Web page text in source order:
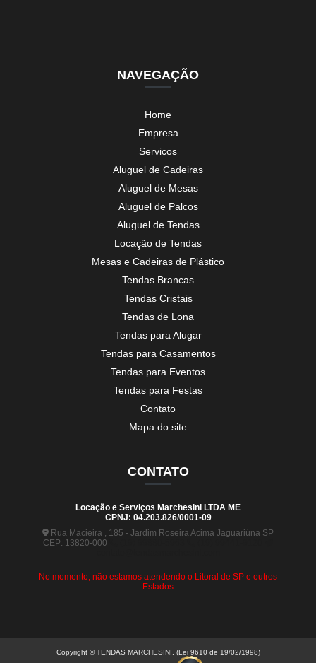
NAVEGAÇÃO
Home
Empresa
Servicos
Aluguel de Cadeiras
Aluguel de Mesas
Aluguel de Palcos
Aluguel de Tendas
Locação de Tendas
Mesas e Cadeiras de Plástico
Tendas Brancas
Tendas Cristais
Tendas de Lona
Tendas para Alugar
Tendas para Casamentos
Tendas para Eventos
Tendas para Festas
Contato
Mapa do site
CONTATO
Locação e Serviços Marchesini LTDA ME
CPNJ: 04.203.826/0001-09
Rua Macieira , 185 - Jardim Roseira Acima Jaguariúna SP
CEP: 13820-000
No momento, não estamos atendendo o Litoral de SP e outros
Estados
Copyright © TENDAS MARCHESINI. (Lei 9610 de 19/02/1998)